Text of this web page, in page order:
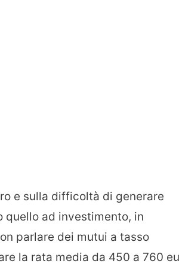
e sulla difficoltà di generare
quello ad investimento, in
parlare dei mutui a tasso
la rata media da 450 a 760